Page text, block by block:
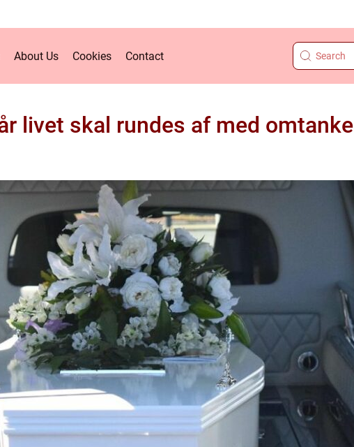
About Us Cookies Contact
livet skal rundes af med omtanke